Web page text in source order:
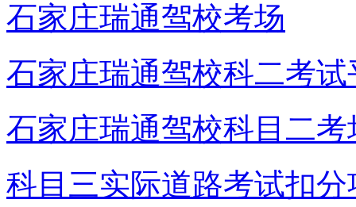
石家庄瑞通驾校考场
石家庄瑞通驾校科二考试
石家庄瑞通驾校科目二考
科目三实际道路考试扣